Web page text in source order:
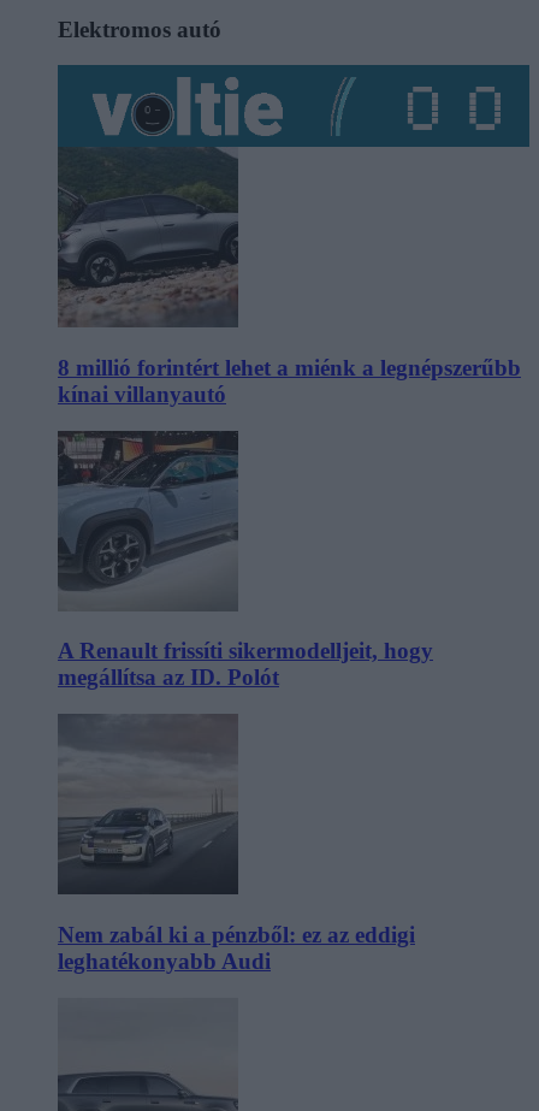
Elektromos autó
8 millió forintért lehet a miénk a legnépszerűbb
kínai villanyautó
A Renault frissíti sikermodelljeit, hogy
megállítsa az ID. Polót
Nem zabál ki a pénzből: ez az eddigi
leghatékonyabb Audi